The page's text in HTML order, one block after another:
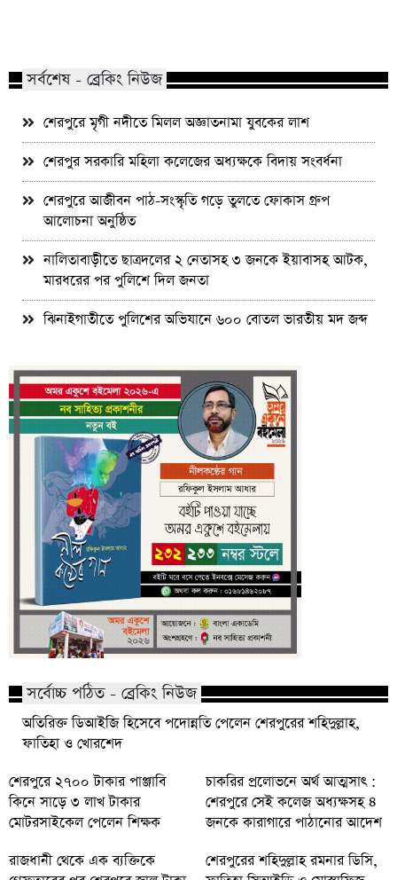
সর্বশেষ - ব্রেকিং নিউজ
শেরপুরে মৃগী নদীতে মিলল অজ্ঞাতনামা যুবকের লাশ
শেরপুর সরকারি মহিলা কলেজের অধ্যক্ষকে বিদায় সংবর্ধনা
শেরপুরে আজীবন পাঠ-সংস্কৃতি গড়ে তুলতে ফোকাস গ্রুপ
আলোচনা অনুষ্ঠিত
নালিতাবাড়ীতে ছাত্রদলের ২ নেতাসহ ৩ জনকে ইয়াবাসহ আটক,
মারধরের পর পুলিশে দিল জনতা
ঝিনাইগাতীতে পুলিশের অভিযানে ৬০০ বোতল ভারতীয় মদ জব্দ
সর্বোচ্চ পঠিত - ব্রেকিং নিউজ
অতিরিক্ত ডিআইজি হিসেবে পদোন্নতি পেলেন শেরপুরের শহিদুল্লাহ,
ফাতিহা ও খোরশেদ
শেরপুরে ২৭০০ টাকার পাঞ্জাবি
কিনে সাড়ে ৩ লাখ টাকার
মোটরসাইকেল পেলেন শিক্ষক
চাকরির প্রলোভনে অর্থ আত্মসাৎ :
শেরপুরে সেই কলেজ অধ্যক্ষসহ ৪
জনকে কারাগারে পাঠানোর আদেশ
রাজধানী থেকে এক ব্যক্তিকে
শেরপুরের শহিদুল্লাহ রমনার ডিসি,